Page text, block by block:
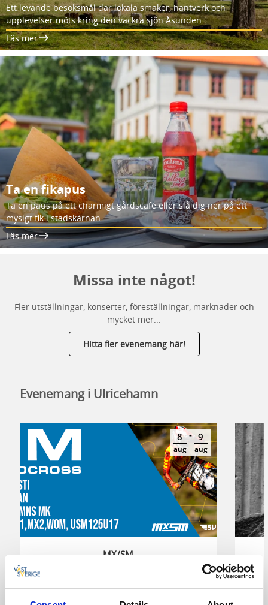
Ett levande besöksmål där lokala smaker, hantverk och
upplevelser möts kring den vackra sjön Åsunden.
Läs mer
Ta en fikapus
Ta en paus på ett charmigt gårdscafé eller slå dig ner på ett
mysigt fik i stadskärnan.
Läs mer
Missa inte något!
Fler utställningar, konserter, föreställningar, marknader och
mycket mer...
Hitta fler evenemang här!
Evenemang i Ulricehamn
8
aug
- 9
aug
MX/SM